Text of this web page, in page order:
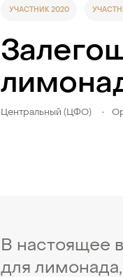
УЧАСТНИК 2020
Центральный (ЦФО) •
В настоящее
для